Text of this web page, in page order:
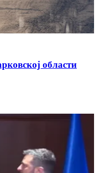
области